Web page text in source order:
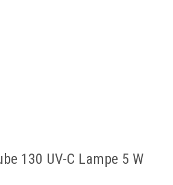
130 UV-C Lampe 5 W